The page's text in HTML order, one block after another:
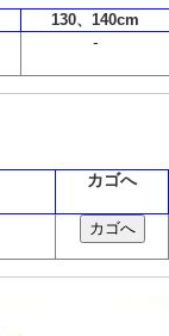
130、140cm
-
カゴへ